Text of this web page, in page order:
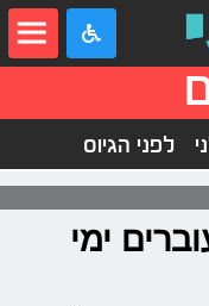
לפני הגיוס
ימי